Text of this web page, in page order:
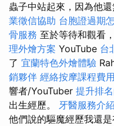
蟲子中站起來，因為他
業徵信協助 台胞證過期
骨服務 至於等待和觀看
理外燴方案 YouTube 台
了 宜蘭特色外燴體驗
銷夥伴 經絡按摩課程費
響者/YouTuber 提升排
出生經歷。 牙醫服務介紹
他們說的驅魔經歷我還是